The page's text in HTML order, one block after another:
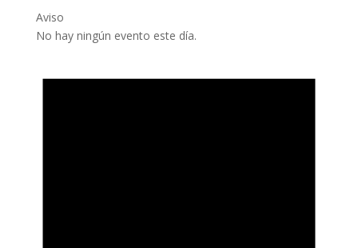
Aviso
No hay ningún evento este día.